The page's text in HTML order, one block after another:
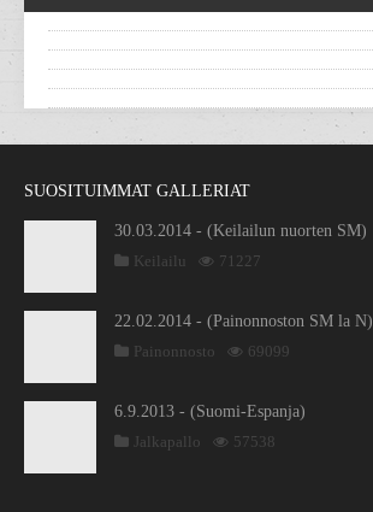
SUOSITUIMMAT GALLERIAT
30.03.2014 - (Keilailun nuorten SM)
Keilailu
71227
22.02.2014 - (Painonnoston SM la N)
Painonnosto
69099
6.9.2013 - (Suomi-Espanja)
Jalkapallo
57538